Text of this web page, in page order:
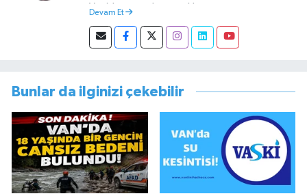
Van’da tamamlamıştır. Hacettepe mezunu
başlamıştır. Asteğmen olarak yaptığı vatani
görevi dönüşü Van Sosyal Hizmetler İl
görevini yürütürken istifa edip sosyal medyayı
tercih etmiştir.
Devam Et
Bunlar da ilginizi çekebilir